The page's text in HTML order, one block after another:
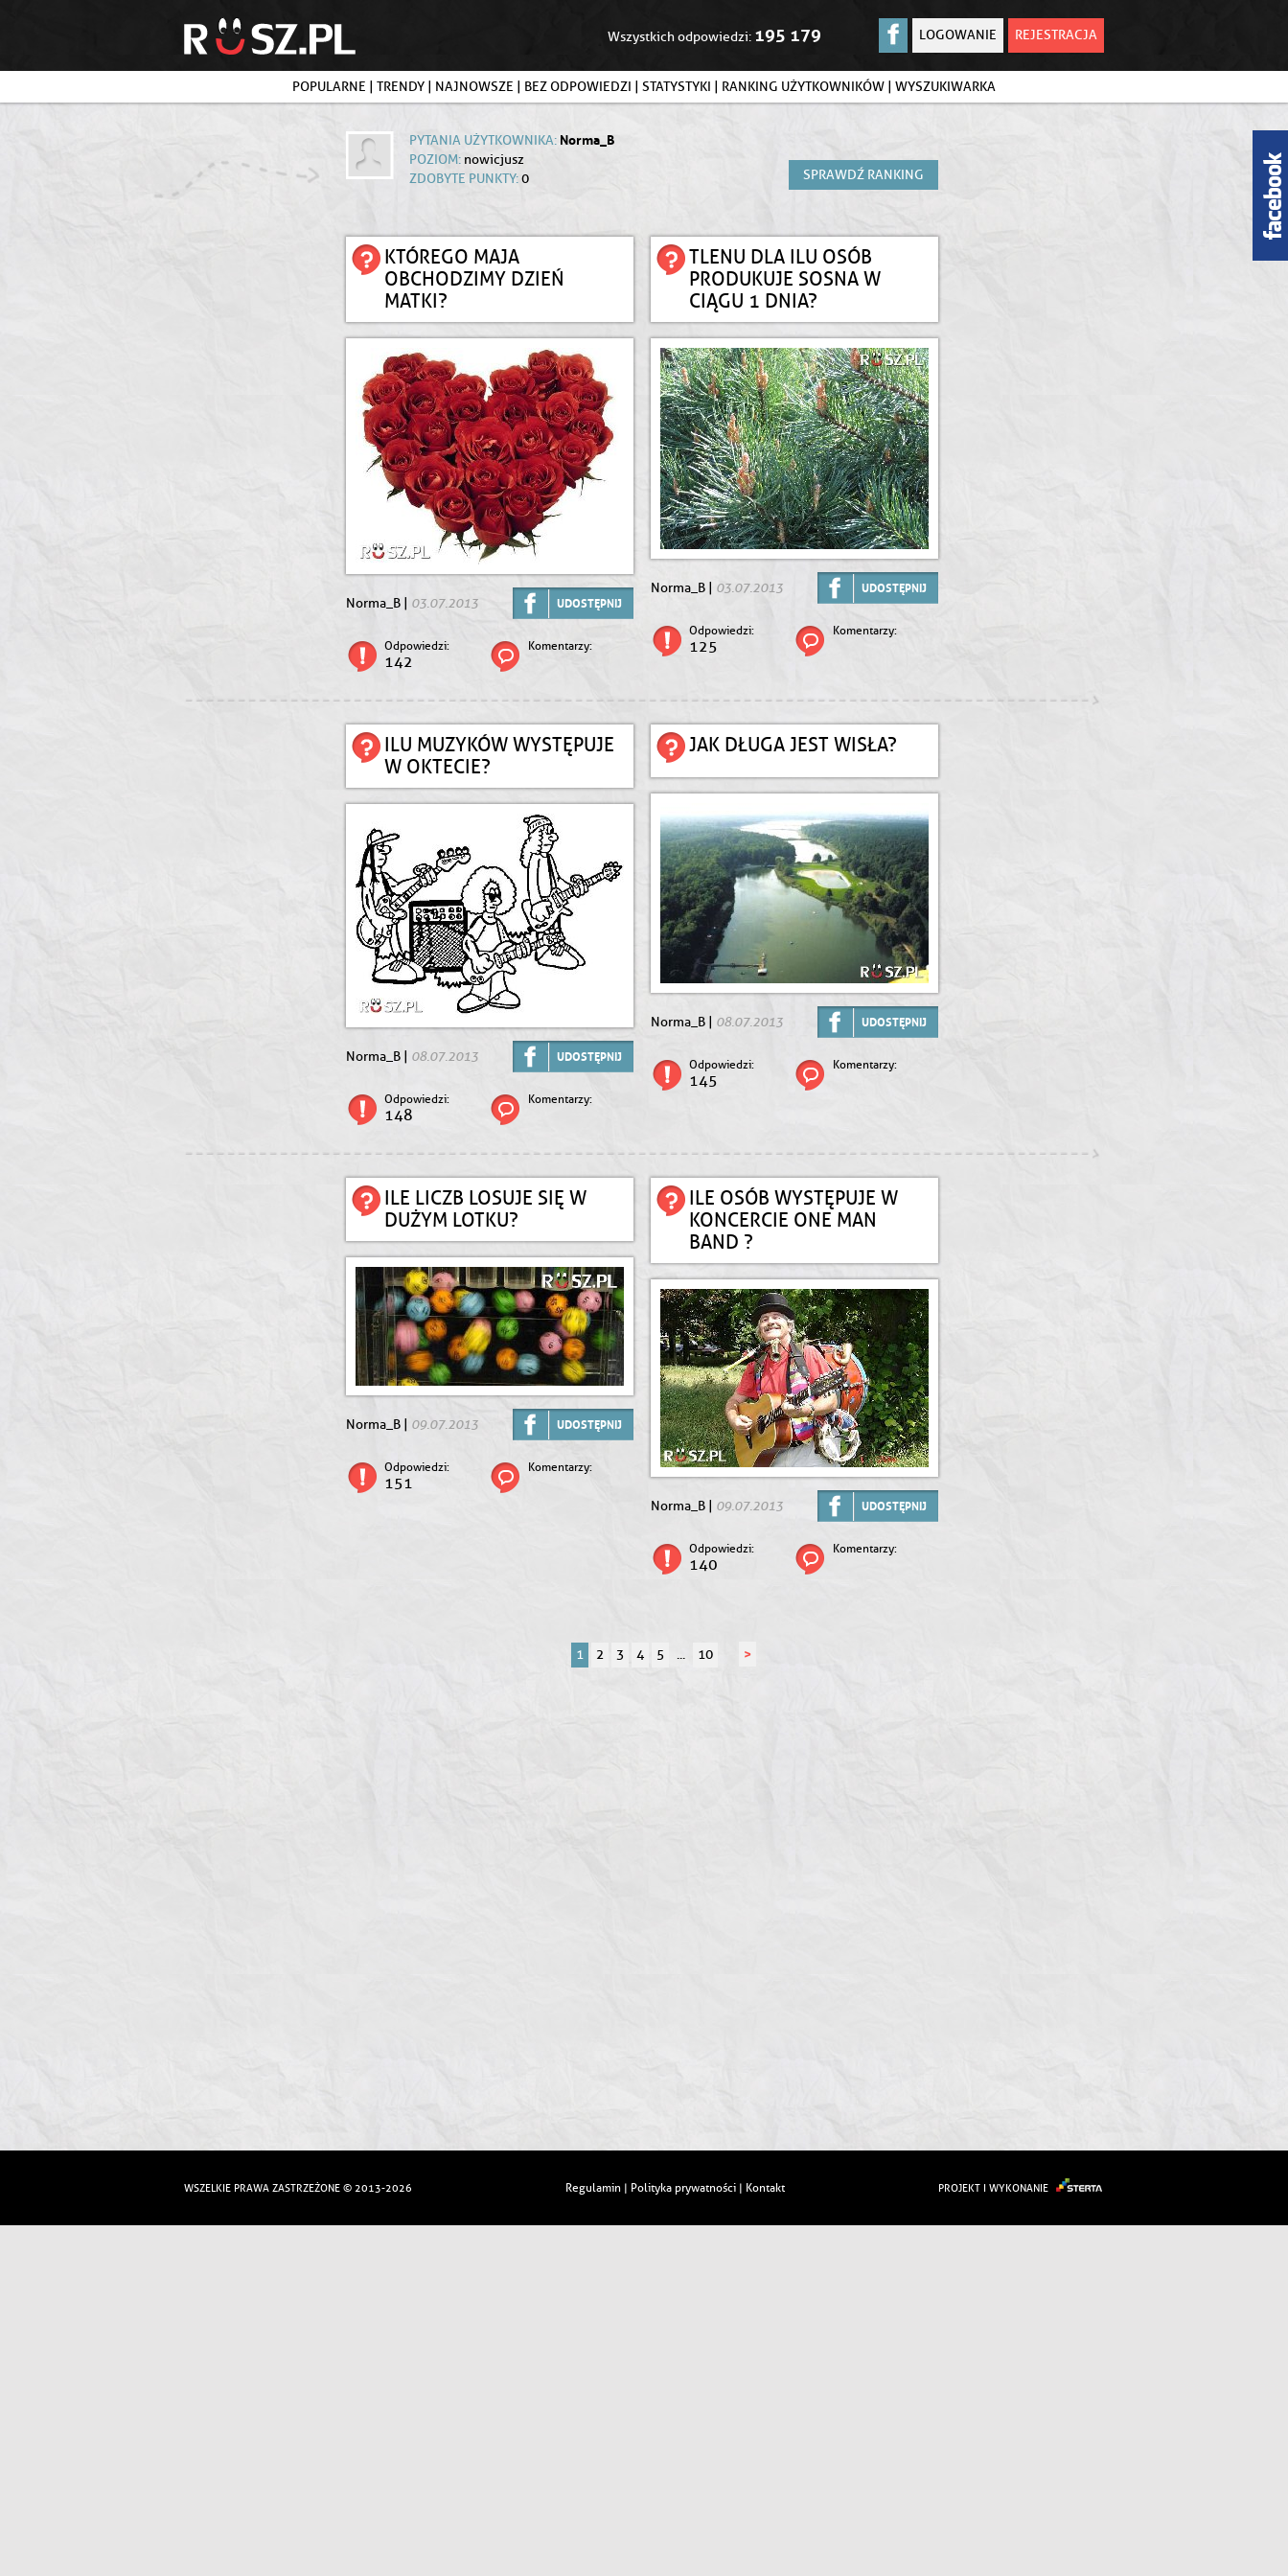
LOGOWANIE REJESTRACJA
Wszystkich odpowiedzi: 195 179
POPULARNE | TRENDY | NAJNOWSZE | BEZ ODPOWIEDZI | STATYSTYKI | RANKING UŻYTKOWNIKÓW | WYSZUKIWARKA
PYTANIA UŻYTKOWNIKA: Norma_B
POZIOM: nowicjusz
ZDOBYTE PUNKTY:0 SPRAWDŹ RANKING
KTÓREGO MAJA
OBCHODZIMY DZIEŃ
MATKI?
Norma_B | 03.07.2013 UDOSTĘPNIJ
Odpowiedzi:
142
Komentarzy:
TLENU DLA ILU OSÓB
PRODUKUJE SOSNA W
CIĄGU 1 DNIA?
Norma_B | 03.07.2013 UDOSTĘPNIJ
Odpowiedzi:
125
Komentarzy:
ILU MUZYKÓW WYSTĘPUJE
W OKTECIE?
Norma_B | 08.07.2013 UDOSTĘPNIJ
Odpowiedzi:
148
Komentarzy:
JAK DŁUGA JEST WISŁA?
Norma_B | 08.07.2013 UDOSTĘPNIJ
Odpowiedzi:
145
Komentarzy:
ILE LICZB LOSUJE SIĘ W
DUŻYM LOTKU?
Norma_B | 09.07.2013 UDOSTĘPNIJ
Odpowiedzi:
151
Komentarzy:
ILE OSÓB WYSTĘPUJE W
KONCERCIE ONE MAN
BAND ?
Norma_B | 09.07.2013 UDOSTĘPNIJ
Odpowiedzi:
140
Komentarzy:
1 2 3 4 5 ... 10 >
WSZELKIE PRAWA ZASTRZEŻONE © 2013-2026 PROJEKT I WYKONANIE
Regulamin | Polityka prywatności | Kontakt